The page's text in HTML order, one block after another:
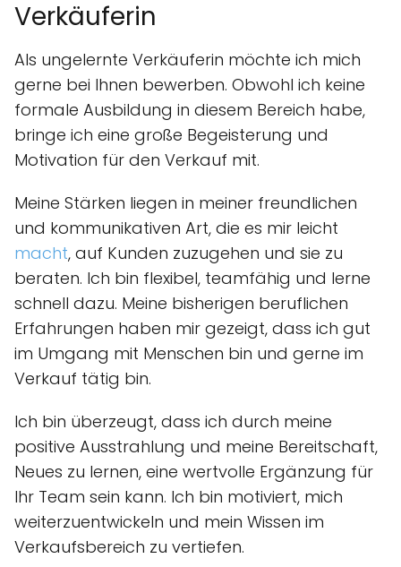
Verkäuferin
Als ungelernte Verkäuferin möchte ich mich
gerne bei Ihnen bewerben. Obwohl ich keine
formale Ausbildung in diesem Bereich habe,
bringe ich eine große Begeisterung und
Motivation für den Verkauf mit.
Meine Stärken liegen in meiner freundlichen
und kommunikativen Art, die es mir leicht
macht, auf Kunden zuzugehen und sie zu
beraten. Ich bin flexibel, teamfähig und lerne
schnell dazu. Meine bisherigen beruflichen
Erfahrungen haben mir gezeigt, dass ich gut
im Umgang mit Menschen bin und gerne im
Verkauf tätig bin.
Ich bin überzeugt, dass ich durch meine
positive Ausstrahlung und meine Bereitschaft,
Neues zu lernen, eine wertvolle Ergänzung für
Ihr Team sein kann. Ich bin motiviert, mich
weiterzuentwickeln und mein Wissen im
Verkaufsbereich zu vertiefen.